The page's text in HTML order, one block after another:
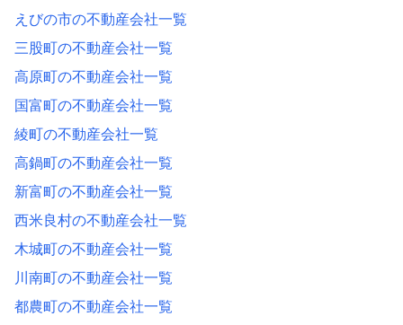
えびの市の不動産会社一覧
三股町の不動産会社一覧
高原町の不動産会社一覧
国富町の不動産会社一覧
綾町の不動産会社一覧
高鍋町の不動産会社一覧
新富町の不動産会社一覧
西米良村の不動産会社一覧
木城町の不動産会社一覧
川南町の不動産会社一覧
都農町の不動産会社一覧